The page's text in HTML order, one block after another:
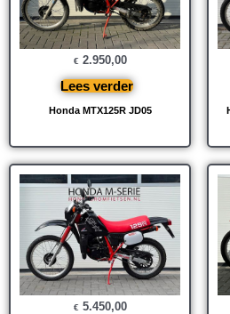
Honda MTX125R JD05
€ 2.950,00
Lees verder
€ 5.450,00